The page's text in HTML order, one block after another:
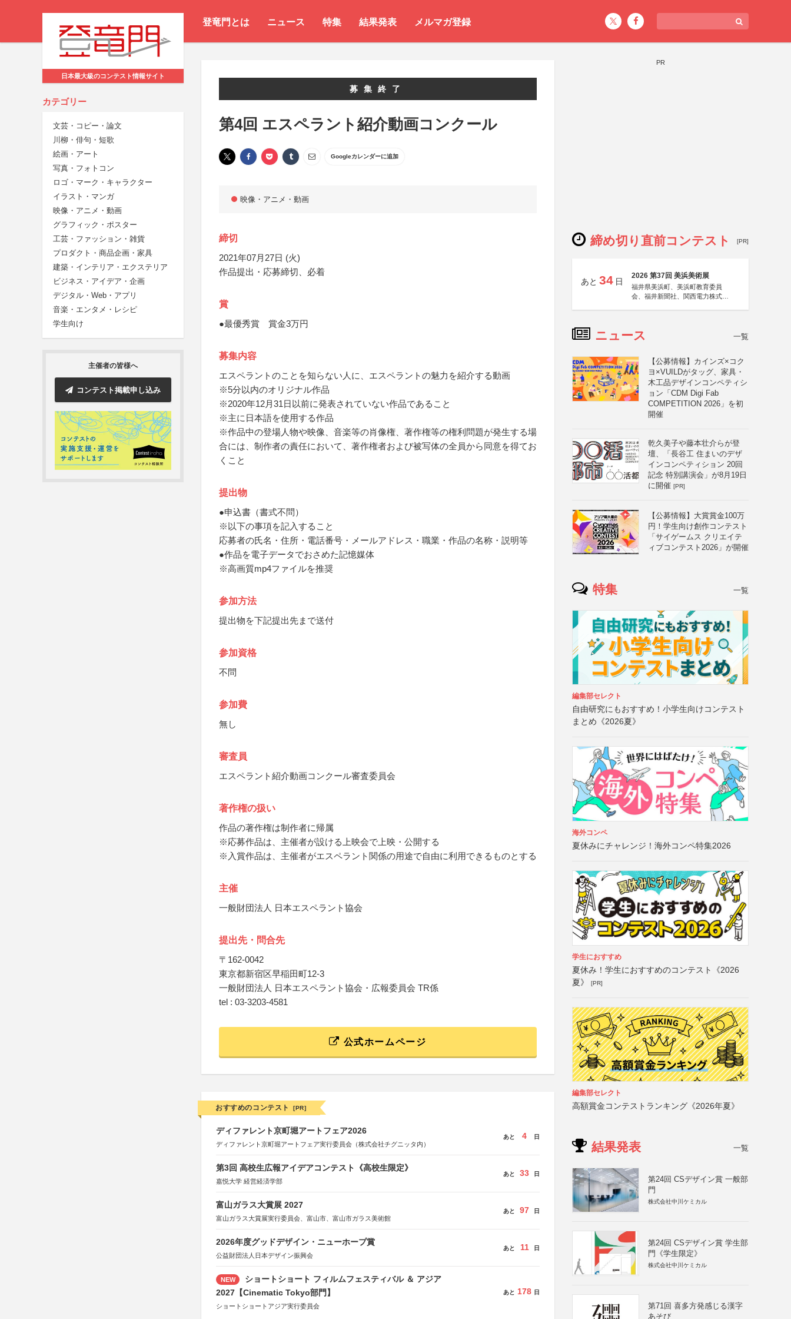
登竜門とは ニュース 特集 結果発表 メルマガ登録
日本最大級のコンテスト情報サイト
カテゴリー
文芸・コピー・論文
川柳・俳句・短歌
絵画・アート
写真・フォトコン
ロゴ・マーク・キャラクター
イラスト・マンガ
映像・アニメ・動画
グラフィック・ポスター
工芸・ファッション・雑貨
プロダクト・商品企画・家具
建築・インテリア・エクステリア
ビジネス・アイデア・企画
デジタル・Web・アプリ
音楽・エンタメ・レシピ
学生向け
主催者の皆様へ
コンテスト掲載申し込み
募集終了
第4回 エスペラント紹介動画コンクール
Googleカレンダーに追加
映像・アニメ・動画
締切
2021年07月27日 (火)
作品提出・応募締切、必着
賞
●最優秀賞 賞金3万円
募集内容
エスペラントのことを知らない人に、エスペラントの魅力を紹介する動画
※5分以内のオリジナル作品
※2020年12月31日以前に発表されていない作品であること
※主に日本語を使用する作品
※作品中の登場人物や映像、音楽等の肖像権、著作権等の権利問題が発生する場
合には、制作者の責任において、著作権者および被写体の全員から同意を得てお
くこと
提出物
●申込書（書式不問）
※以下の事項を記入すること
応募者の氏名・住所・電話番号・メールアドレス・職業・作品の名称・説明等
●作品を電子データでおさめた記憶媒体
※高画質mp4ファイルを推奨
参加方法
提出物を下記提出先まで送付
参加資格
不問
参加費
無し
審査員
エスペラント紹介動画コンクール審査委員会
著作権の扱い
作品の著作権は制作者に帰属
※応募作品は、主催者が設ける上映会で上映・公開する
※入賞作品は、主催者がエスペラント関係の用途で自由に利用できるものとする
主催
一般財団法人 日本エスペラント協会
提出先・問合先
〒162-0042
東京都新宿区早稲田町12-3
一般財団法人 日本エスペラント協会・広報委員会 TR係
tel : 03-3203-4581
公式ホームページ
おすすめのコンテスト [PR]
ディファレント京町堀アートフェア2026
ディファレント京町堀アートフェア実行委員会（株式会社チグニッタ内）
あと 4 日
第3回 高校生広報アイデアコンテスト《高校生限定》
嘉悦大学 経営経済学部
あと 33 日
富山ガラス大賞展 2027
富山ガラス大賞展実行委員会、富山市、富山市ガラス美術館
あと 97 日
2026年度グッドデザイン・ニューホープ賞
公益財団法人日本デザイン振興会
あと 11 日
NEW
ショートショート フィルムフェスティバル ＆ アジア
2027【Cinematic Tokyo部門】
ショートショートアジア実行委員会
あと 178 日
PR
締め切り直前コンテスト [PR]
あと 34 日
2026 第37回 美浜美術展
福井県美浜町、美浜町教育委員
会、福井新聞社、関西電力株式会
ニュース 一覧
【公募情報】カインズ×コク
ヨ×VUILDがタッグ、家具・
木工品デザインコンペティシ
ョン「CDM Digi Fab
COMPETITION 2026」を初
開催
乾久美子や藤本壮介らが登
壇、「長谷工 住まいのデザ
インコンペティション 20回
記念 特別講演会」が8月19日
に開催 [PR]
【公募情報】大賞賞金100万
円！学生向け創作コンテスト
「サイゲームス クリエイテ
ィブコンテスト2026」が開催
特集 一覧
編集部セレクト
自由研究にもおすすめ！小学生向けコンテスト
まとめ《2026夏》
海外コンペ
夏休みにチャレンジ！海外コンペ特集2026
学生におすすめ
夏休み！学生におすすめのコンテスト《2026
夏》
[PR]
編集部セレクト
高額賞金コンテストランキング《2026年夏》
結果発表 一覧
第24回 CSデザイン賞 一般部
門
株式会社中川ケミカル
第24回 CSデザイン賞 学生部
門《学生限定》
株式会社中川ケミカル
第71回 喜多方発感じる漢字
あそび